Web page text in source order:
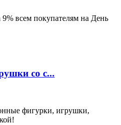
всем покупателям на День
со с...
фигурки, игрушки,